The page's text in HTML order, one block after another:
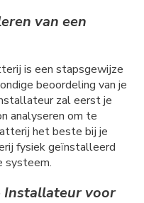
van een
is een stapsgewijze
beoordeling van je
zal eerst je
analyseren om te
het beste bij je
fysiek geïnstalleerd
systeem.
Installateur voor